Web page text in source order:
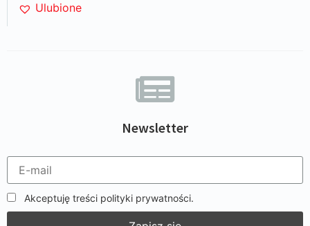
Newsletter
Akceptuję treści polityki prywatności.
Ulubione